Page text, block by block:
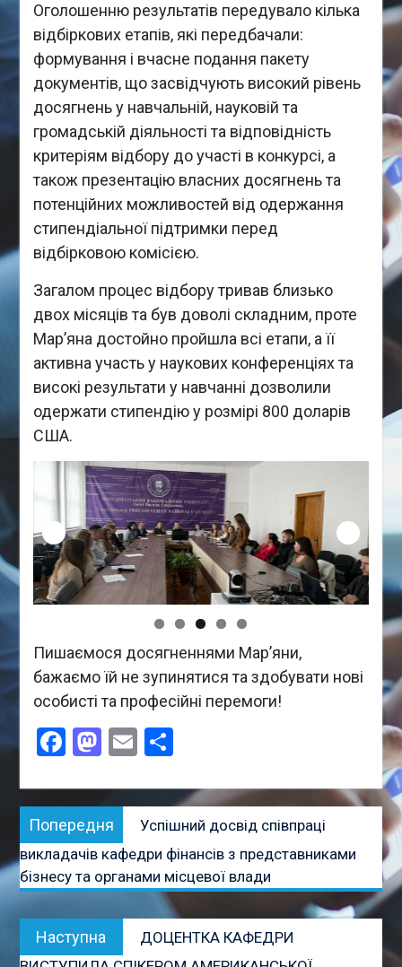
Оголошенню результатів передувало кілька
відбіркових етапів, які передбачали:
формування і вчасне подання пакету
документів, що засвідчують високий рівень
досягнень у навчальній, науковій та
громадській діяльності та відповідність
критеріям відбору до участі в конкурсі, а
також презентацію власних досягнень та
потенційних можливостей від одержання
стипендіальної підтримки перед
відбірковою комісією.
Загалом процес відбору тривав близько
двох місяців та був доволі складним, проте
Мар’яна достойно пройшла всі етапи, а її
активна участь у наукових конференціях та
високі результати у навчанні дозволили
одержати стипендію у розмірі 800 доларів
США.
Пишаємося досягненнями Мар’яни,
бажаємо їй не зупинятися та здобувати нові
особисті та професійні перемоги!
Facebook
Mastodon
Email
Навігація
записів
Попередня
публікація:
Успішний досвід співпраці
викладачів кафедри фінансів з представниками
бізнесу та органами місцевої влади
Наступна
публікація:
ДОЦЕНТКА КАФЕДРИ